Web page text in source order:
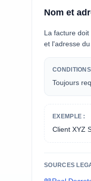
Nom et
La facture
et l'adresse du
Toujours
EXEMPLE :
Client XYZ
SOURCES